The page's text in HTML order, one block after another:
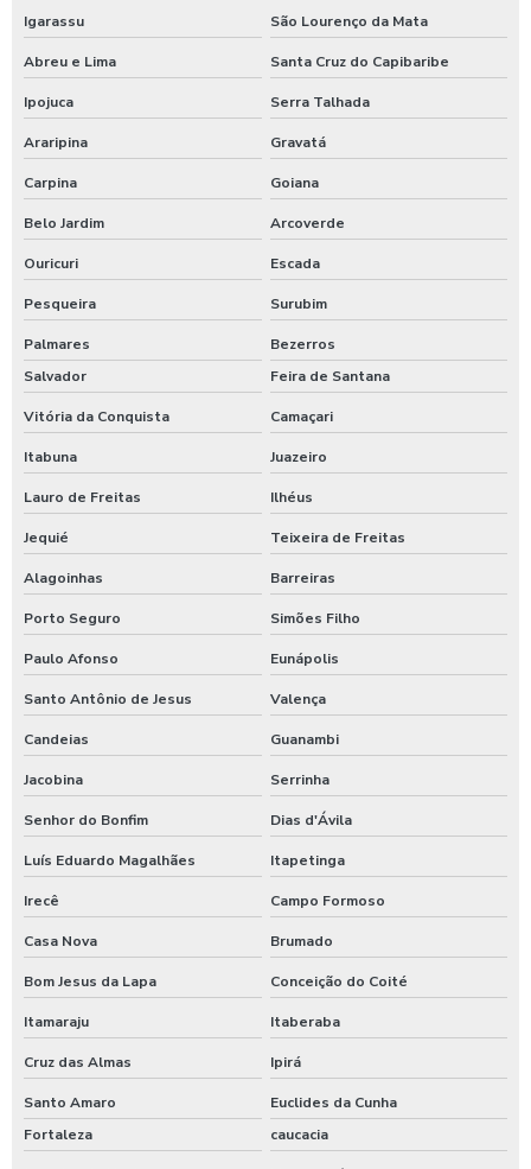
Igarassu São Lourenço da Mata
Abreu e Lima Santa Cruz do Capibaribe
Ipojuca Serra Talhada
Araripina Gravatá
Carpina Goiana
Belo Jardim Arcoverde
Ouricuri Escada
Pesqueira Surubim
Palmares
Bezerros
Salvador
Feira de Santana
Vitória da Conquista Camaçari
Itabuna Juazeiro
Lauro de Freitas Ilhéus
Jequié Teixeira de Freitas
Alagoinhas Barreiras
Porto Seguro Simões Filho
Paulo Afonso Eunápolis
Santo Antônio de Jesus Valença
Candeias Guanambi
Jacobina Serrinha
Senhor do Bonfim Dias d'Ávila
Luís Eduardo Magalhães Itapetinga
Irecê Campo Formoso
Casa Nova Brumado
Bom Jesus da Lapa Conceição do Coité
Itamaraju Itaberaba
Cruz das Almas Ipirá
Santo Amaro
Euclides da Cunha
Fortaleza
caucacia